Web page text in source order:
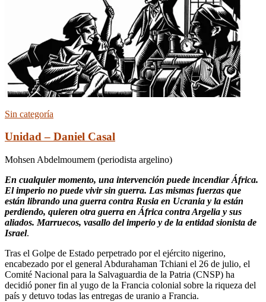
Sin categoría
Unidad – Daniel Casal
Mohsen Abdelmoumem (periodista argelino)
En cualquier momento, una intervención puede incendiar África.
El imperio no puede vivir sin guerra. Las mismas fuerzas que
están librando una guerra contra Rusia en Ucrania y la están
perdiendo, quieren otra guerra en África contra Argelia y sus
aliados. Marruecos, vasallo del imperio y de la entidad sionista de
Israel.
Tras el Golpe de Estado perpetrado por el ejército nigerino,
encabezado por el general Abdurahaman Tchiani el 26 de julio, el
Comité Nacional para la Salvaguardia de la Patria (CNSP) ha
decidió poner fin al yugo de la Francia colonial sobre la riqueza del
país y detuvo todas las entregas de uranio a Francia.